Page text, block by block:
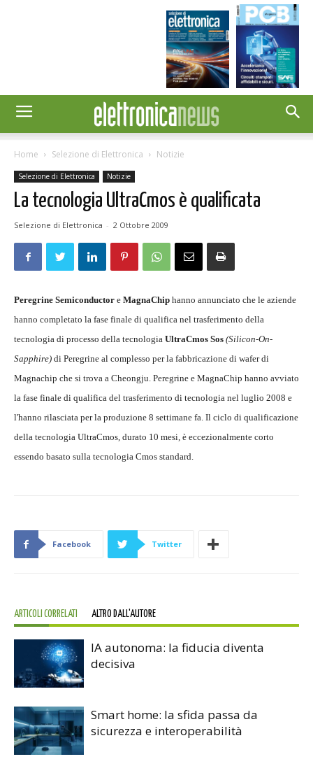
Home Selezione di Elettronica Notizie
Selezione di Elettronica Notizie
La tecnologia UltraCmos è qualificata
Selezione di Elettronica - 2 Ottobre 2009
Peregrine Semiconductor e MagnaChip hanno annunciato che le aziende
hanno completato la fase finale di qualifica nel trasferimento della
tecnologia di processo della tecnologia UltraCmos Sos (Silicon-On-
Sapphire) di Peregrine al complesso per la fabbricazione di wafer di
Magnachip che si trova a Cheongju. Peregrine e MagnaChip hanno avviato
la fase finale di qualifica del trasferimento di tecnologia nel luglio 2008 e
l'hanno rilasciata per la produzione 8 settimane fa. Il ciclo di qualificazione
della tecnologia UltraCmos, durato 10 mesi, è eccezionalmente corto
essendo basato sulla tecnologia Cmos standard.
Facebook Twitter
ARTICOLI CORRELATI ALTRO DALL'AUTORE
IA autonoma: la fiducia diventa
decisiva
Smart home: la sfida passa da
sicurezza e interoperabilità